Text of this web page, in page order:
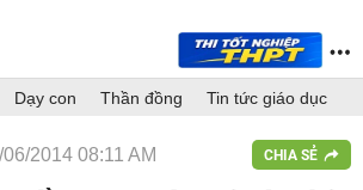
Dạy con Thần đồng Tin tức giáo dục
2014 08:11 AM CHIA SẺ